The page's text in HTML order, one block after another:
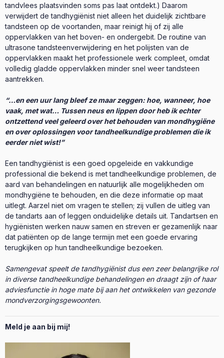
tandvlees plaatsvinden soms pas laat ontdekt.) Daarom
verwijdert de tandhygiënist niet alleen het duidelijk zichtbare
tandsteen op de voortanden, maar reinigt hij of zij alle
oppervlakken van het boven- en ondergebit. De routine van
ultrasone tandsteenverwijdering en het polijsten van de
oppervlakken maakt het professionele werk compleet, omdat
volledig gladde oppervlakken minder snel weer tandsteen
aantrekken.
“…en een uur lang bleef ze maar zeggen: hoe, wanneer, hoe
vaak, met wat… Tussen neus en lippen door heb ik echter
ontzettend veel geleerd over het behouden van mondhygiëne
en over oplossingen voor tandheelkundige problemen die ik
eerder niet wist!”
Een tandhygiënist is een goed opgeleide en vakkundige
professional die bekend is met tandheelkundige problemen, de
aard van behandelingen en natuurlijk alle mogelijkheden om
mondhygiëne te behouden, en die deze informatie op maat
uitlegt. Aarzel niet om vragen te stellen; zij vullen de uitleg van
de tandarts aan of leggen onduidelijke details uit. Tandartsen en
hygiënisten werken nauw samen en streven er gezamenlijk naar
dat patiënten op de lange termijn met een goede ervaring
terugkijken op hun tandheelkundige bezoeken.
Samengevat speelt de tandhygiënist dus een zeer belangrijke rol
in diverse tandheelkundige behandelingen en draagt zijn of haar
adviesfunctie in hoge mate bij aan het ontwikkelen van gezonde
mondverzorgingsgewoonten.
Meld je aan bij mij!